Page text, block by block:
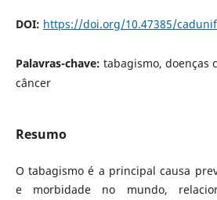
DOI: https://doi.org/10.47385/
Palavras-chave: tabagismo, doenças
câncer
Resumo
O tabagismo é a principal causa
e morbidade no mundo,